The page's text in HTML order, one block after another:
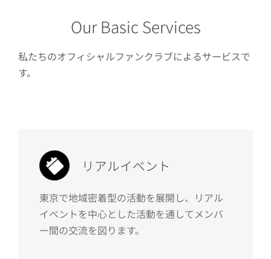
Our Basic Services
私たちのオフィシャルファンクラブによるサービスで
す。
リアルイベント
東京で地域密着型の活動を展開し、リアル
イベントを中心とした活動を通してメンバ
ー間の交流を図ります。